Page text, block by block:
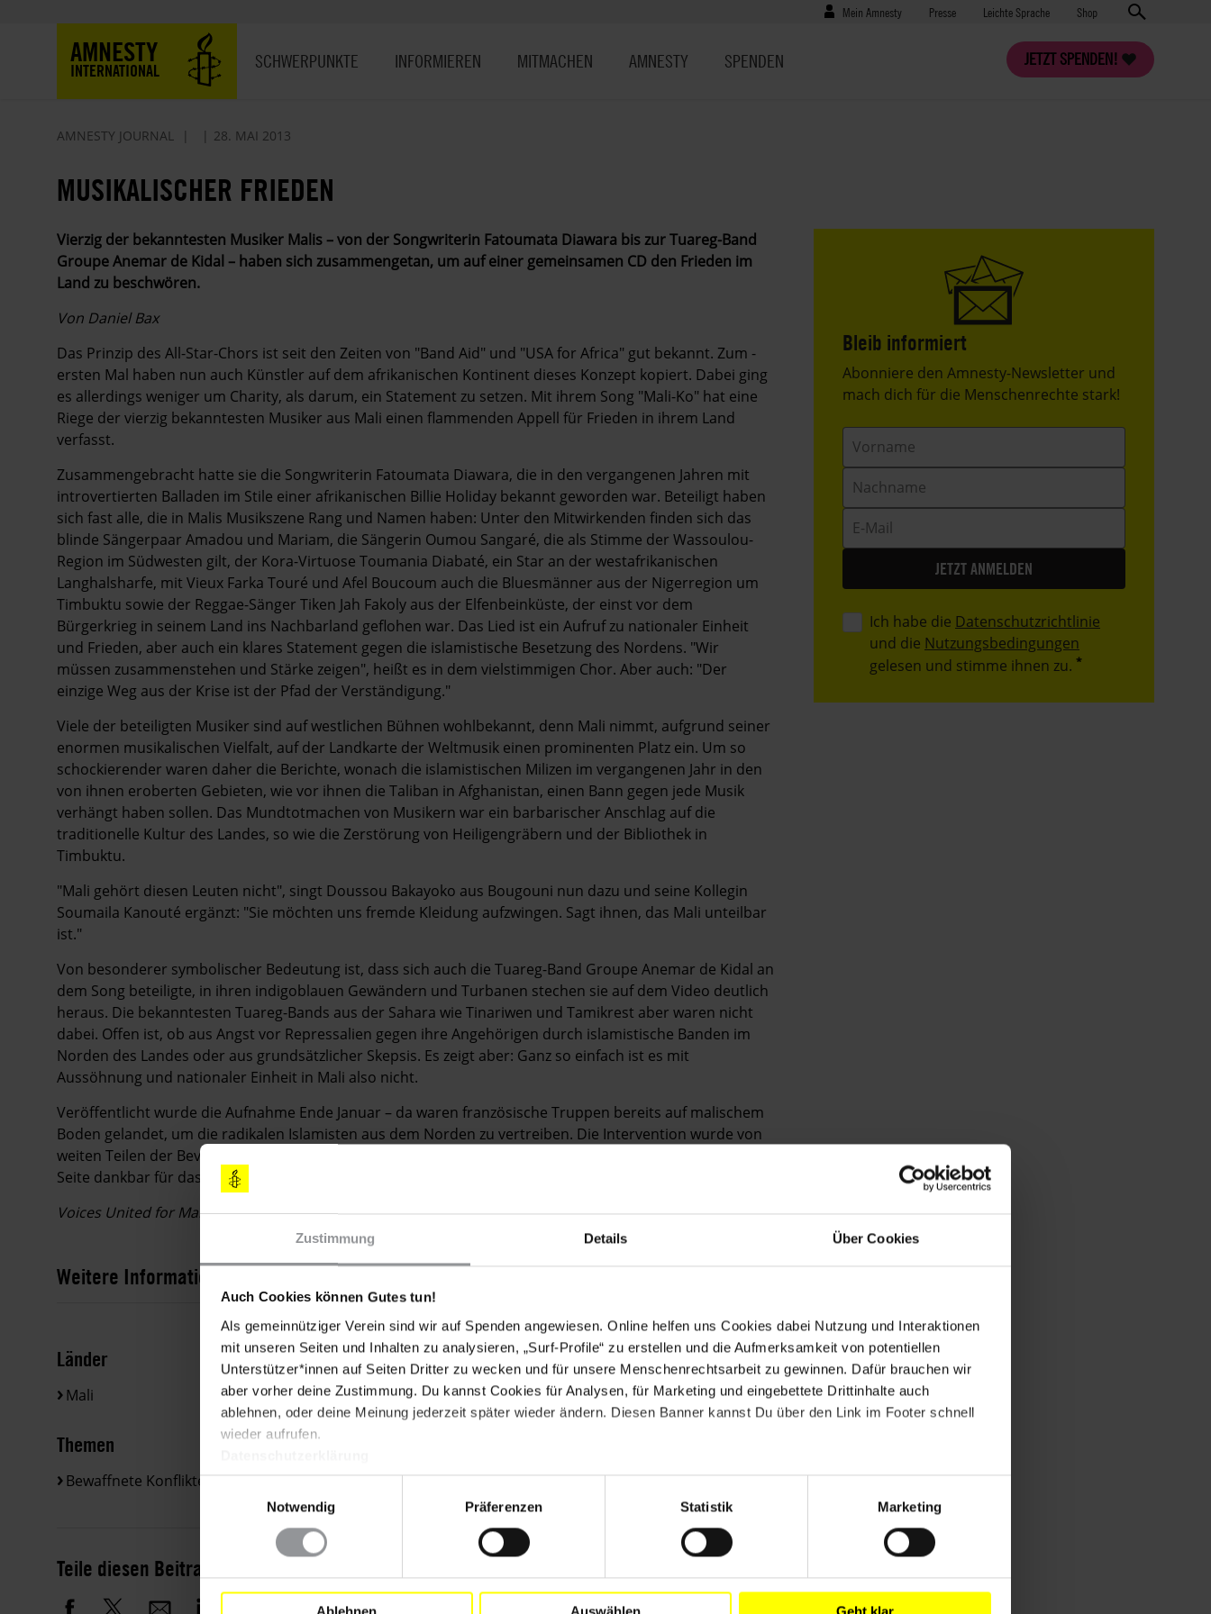
Zustimmung Details Über Cookies
Auch Cookies können Gutes tun!
Als gemeinnütziger Verein sind wir auf Spenden angewiesen. Online helfen uns Cookies dabei Nutzung und Interaktionen
mit unseren Seiten und Inhalten zu analysieren, „Surf-Profile“ zu erstellen und die Aufmerksamkeit von potentiellen
Unterstützer*innen auf Seiten Dritter zu wecken und für unsere Menschenrechtsarbeit zu gewinnen. Dafür brauchen wir
aber vorher deine Zustimmung. Du kannst Cookies für Analysen, für Marketing und eingebettete Drittinhalte auch
ablehnen, oder deine Meinung jederzeit später wieder ändern. Diesen Banner kannst Du über den Link im Footer schnell
wieder aufrufen.
Einwilligungsauswahl
Notwendig
Präferenzen Statistik Marketing
Benutzermenü
Mein Amnesty Presse
Presse Leichte Sprache Shop
AMNESTY
INTERNATIONAL
JETZT SPENDEN!
SCHWERPUNKTE INFORMIEREN MITMACHEN AMNESTY SPENDEN
AMNESTY JOURNAL 28. MAI 2013
MUSIKALISCHER FRIEDEN
Vierzig der bekanntesten Musiker Malis – von der Songwriterin Fatoumata Diawara bis zur Tuareg-Band
Groupe Anemar de Kidal – haben sich zusammen­getan, um auf einer gemeinsamen CD den Frieden im
Land zu beschwören.
Von Daniel Bax
Das Prinzip des All-Star-Chors ist seit den Zeiten von "Band Aid" und "USA for Africa" gut bekannt. Zum ­
ersten Mal haben nun auch Künstler auf dem afrika­nischen Kontinent dieses Konzept kopiert. Dabei ging
es allerdings weniger um Charity, als darum, ein Statement zu setzen. Mit ihrem Song "Mali-Ko" hat eine
Riege der vierzig ­bekanntesten Musiker aus Mali einen flammenden Appell für Frieden in ihrem Land
verfasst.
Zusammengebracht hatte sie die Songwriterin Fatoumata Diawara, die in den vergangenen Jahren mit
introvertierten Balladen im Stile einer afrikanischen Billie Holiday bekannt geworden war. Beteiligt haben
sich fast alle, die in Malis Musikszene Rang und Namen haben: Unter den Mitwirkenden finden sich das
blinde Sängerpaar Amadou und Mariam, die Sängerin Oumou Sangaré, die als Stimme der Wassoulou-
Region im Südwes­ten gilt, der Kora-Virtuose Toumania Diabaté, ein Star an der westafrikanischen
Langhalsharfe, mit Vieux Farka Touré und Afel Boucoum auch die Bluesmänner aus der Nigerregion um
Timbuktu sowie der Reggae-Sänger Tiken Jah Fakoly aus der Elfenbeinküste, der einst vor dem
Bürgerkrieg in seinem Land ins Nachbarland geflohen war. Das Lied ist ein Aufruf zu nationaler Einheit
und Frieden, aber auch ein klares Statement gegen die islamistische Besetzung des Nordens. "Wir
müssen zusammenstehen und Stärke zeigen", heißt es in dem vielstimmigen Chor. Aber auch: "Der
einzige Weg aus der Krise ist der Pfad der Verständigung."
Viele der beteiligten Musiker sind auf westlichen Bühnen wohlbekannt, denn Mali nimmt, aufgrund seiner
enormen musikalischen Vielfalt, auf der Landkarte der Weltmusik einen prominenten Platz ein. Um so
schockierender waren daher die Berichte, wonach die islamistischen Milizen im vergangenen Jahr in den
von ihnen eroberten Gebieten, wie vor ihnen die Taliban in Afghanistan, einen Bann gegen jede Musik
verhängt haben sollen. Das Mundtotmachen von Musikern war ein barbarischer Anschlag auf die
traditionelle Kultur des Landes, so wie die Zerstörung von Heiligengräbern und der Bibliothek in
Timbuktu.
"Mali gehört diesen Leuten nicht", singt Doussou Bakayoko aus Bougouni nun dazu und seine Kollegin
Soumaila Kanouté ergänzt: "Sie möchten uns fremde Kleidung aufzwingen. Sagt ihnen, das Mali unteilbar
ist."
Von besonderer symbolischer Bedeutung ist, dass sich auch die Tuareg-Band Groupe Anemar de Kidal an
dem Song beteiligte, in ihren indigoblauen Gewändern und Turbanen stechen sie auf dem Video deutlich
heraus. Die bekanntesten Tuareg-Bands aus der Sahara wie Tinariwen und Tamikrest aber waren nicht
dabei. Offen ist, ob aus Angst vor Repressalien gegen ihre Angehörigen durch islamistische Banden im
Norden des Landes oder aus grundsätzlicher Skepsis. Es zeigt aber: Ganz so einfach ist es mit
Aussöhnung und nationaler Einheit in Mali also nicht.
Veröffentlicht wurde die Aufnahme Ende Januar – da waren französische Truppen bereits auf malischem
Boden gelandet, um die radikalen Islamisten aus dem Norden zu vertreiben. Die Intervention wurde von
weiten Teilen der Bevölkerung Malis begrüßt. Auch Fatoumata Diawara zeigte sich auf ihrer Facebook-
Seite dankbar für das militärische Eingreifen.
Voices United for Mali: "Mali-ko" (Peace / La Paix)
Weitere Informationen
Länder
Mali
Themen
Bewaffnete Konflikte
Teile diesen Beitrag
Bleib informiert
Header
Text
Abonniere den Amnesty-Newsletter und
mach dich für die Menschenrechte stark!
Vorname
Nachname
E-
Mail
Ich habe die Datenschutzrichtlinie
und die Nutzungsbedingungen
gelesen und stimme ihnen zu.